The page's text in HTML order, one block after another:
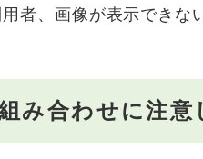
者、画像が表示できな
み合わせに注